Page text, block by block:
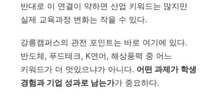
반대로 이 연결이 약하면 산업 키워드는 많지만
실제 교육과정 변화는 작을 수 있다.
강릉캠퍼스의 관전 포인트는 바로 여기에 있다.
반도체, 푸드테크, K연어, 해상풍력 중 어느
키워드가 더 멋있으냐가 아니다. 어떤 과제가 학생
경험과 기업 성과로 남는가가 중요하다.